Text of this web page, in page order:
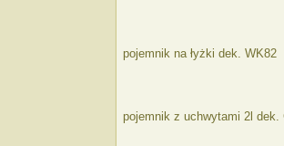
pojemnik na łyżki dek. WK82
pojemnik z uchwytami 2l dek.